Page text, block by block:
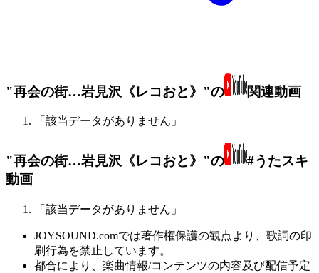
"再会の街…岩見沢《レコおと》"の 関連動画
「該当データがありません」
"再会の街…岩見沢《レコおと》"の
#うたスキ
動画
「該当データがありません」
JOYSOUND.comでは著作権保護の観点より、歌詞の印
刷行為を禁止しています。
都合により、楽曲情報/コンテンツの内容及び配信予定